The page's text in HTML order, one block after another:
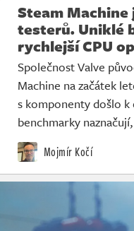
Steam
testerů. Uniklé
rychlejší CPU
Společnost Valve
Machine na začátek
s komponenty došlo
benchmarky
Mojmír Kočí